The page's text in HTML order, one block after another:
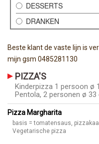
DESSERTS
DRANKEN
Beste klant de vaste lijn is
mijn gsm 0485281130
PIZZA'S
Kinderpizza 1 persoon ø
Pentola, 2 personen ø
Pizza Margharita
basis = tomatensaus,
Vegetarische pizza